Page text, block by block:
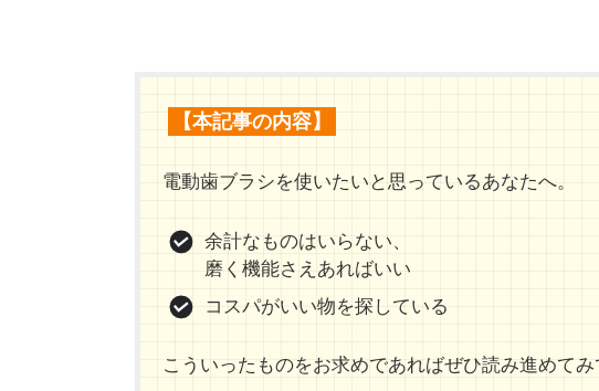
【本記事の内容】
電動歯ブラシを使いたいと思っているあなたへ。
余計なものはいらない、
磨く機能さえあればいい
コスパがいい物を探している
こういったものをお求めであればぜひ読み進めてみ